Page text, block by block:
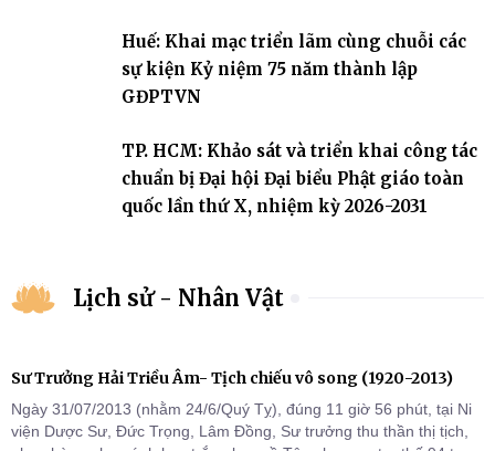
Huế: Khai mạc triển lãm cùng chuỗi các
sự kiện Kỷ niệm 75 năm thành lập
GĐPTVN
TP. HCM: Khảo sát và triển khai công tác
chuẩn bị Đại hội Đại biểu Phật giáo toàn
quốc lần thứ X, nhiệm kỳ 2026-2031
Lịch sử - Nhân Vật
Sư Trưởng Hải Triều Âm- Tịch chiếu vô song (1920-2013)
Ngày 31/07/2013 (nhằm 24/6/Quý Tỵ), đúng 11 giờ 56 phút, tại Ni
viện Dược Sư, Đức Trọng, Lâm Đồng, Sư trưởng thu thần thị tịch,